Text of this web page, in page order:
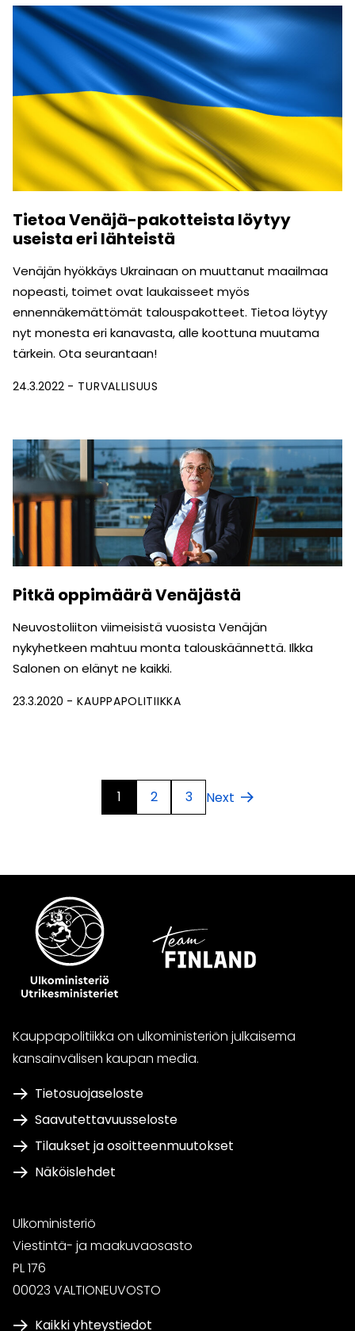
Tietoa Venäjä-pakotteista löytyy
useista eri lähteistä
Venäjän hyökkäys Ukrainaan on muuttanut maailmaa
nopeasti, toimet ovat laukaisseet myös
ennennäkemättömät talouspakotteet. Tietoa löytyy
nyt monesta eri kanavasta, alle koottuna muutama
tärkein. Ota seurantaan!
24.3.2022 TURVALLISUUS
Pitkä oppimäärä Venäjästä
Neuvostoliiton viimeisistä vuosista Venäjän
nykyhetkeen mahtuu monta talouskäännettä. Ilkka
Salonen on elänyt ne kaikki.
23.3.2020 KAUPPAPOLITIIKKA
1 2 3 Next
Kauppapolitiikka on ulkoministeriön julkaisema
kansainvälisen kaupan media.
Tietosuojaseloste
Saavutettavuusseloste
Tilaukset ja osoitteenmuutokset
Näköislehdet
Ulkoministeriö
Viestintä- ja maakuvaosasto
PL 176
00023 VALTIONEUVOSTO
Kaikki yhteystiedot